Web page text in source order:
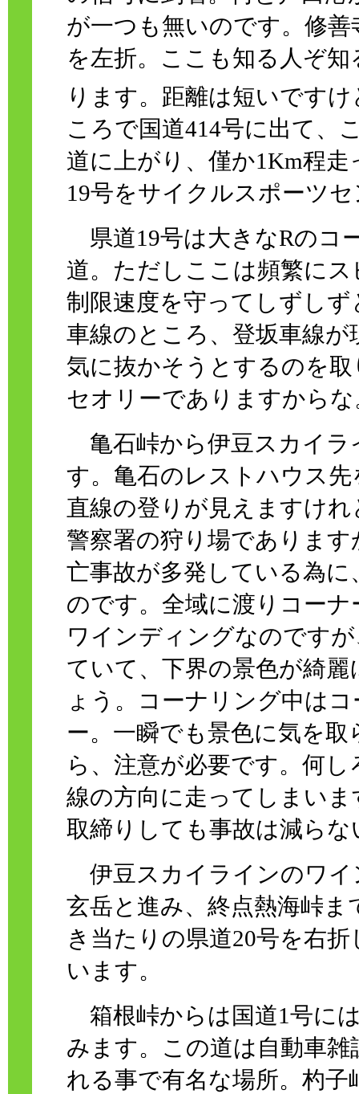
が一つも無いのです。修
を左折。ここも知る人ぞ
ります。距離は短いです
ころで国道414号に出て、
道に上がり、僅か1Km程
19号をサイクルスポーツ
県道19号は大きなRのコ
道。ただしここは頻繁に
制限速度を守ってしずし
車線のところ、登坂車線
気に抜かそうとするのを
セオリーでありますからな
亀石峠から伊豆スカイラ
す。亀石のレストハウス
直線の登りが見えますけ
警察署の狩り場でありま
亡事故が多発している為
のです。全域に渡りコー
ワインディングなのです
ていて、下界の景色が綺
ょう。コーナリング中は
ー。一瞬でも景色に気を
ら、注意が必要です。何
線の方向に走ってしまい
取締りしても事故は減ら
伊豆スカイラインのワイ
玄岳と進み、終点熱海峠
き当たりの県道20号を右
います。
箱根峠からは国道1号に
みます。この道は自動車
れる事で有名な場所。杓